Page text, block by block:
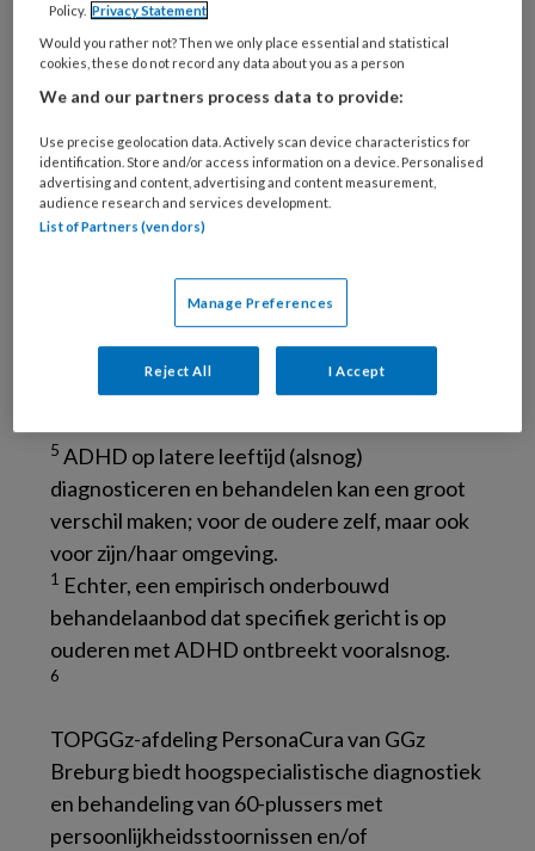
De prevalentie van ADHD bij ouderen is drie
procent.
2Bij ouderen gaat ADHD doorgaans gepaard
met angst, depressie, slaapproblemen,
verslaving of persoonlijkheidsstoornissen.
3Ook autisme en ADHD komen vaak samen
voor.
voor ouderen vergelijkbaar met die voor
jongere volwassenen, zoals een lager
opleidingsniveau, meer middelenmisbruik, een
groter sociaal isolement, een negatiever
5 ADHD op latere leeftijd (alsnog)
diagnosticeren en behandelen kan een groot
verschil maken; voor de oudere zelf, maar ook
voor zijn/haar omgeving.
1 Echter, een empirisch onderbouwd
behandelaanbod dat specifiek gericht is op
ouderen met ADHD ontbreekt vooralsnog.
6
TOPGGz-afdeling PersonaCura van GGz
Breburg biedt hoogspecialistische diagnostiek
en behandeling van 60-plussers met
persoonlijkheidsstoornissen en/of
Policy. Privacy Statement
Would you rather not? Then we only place essential and statistical
cookies, these do not record any data about you as a person
We and our partners process data to provide:
Use precise geolocation data. Actively scan device characteristics for
identification. Store and/or access information on a device. Personalised
advertising and content, advertising and content measurement,
audience research and services development.
List of Partners (vendors)
Manage Preferences
Reject All I Accept